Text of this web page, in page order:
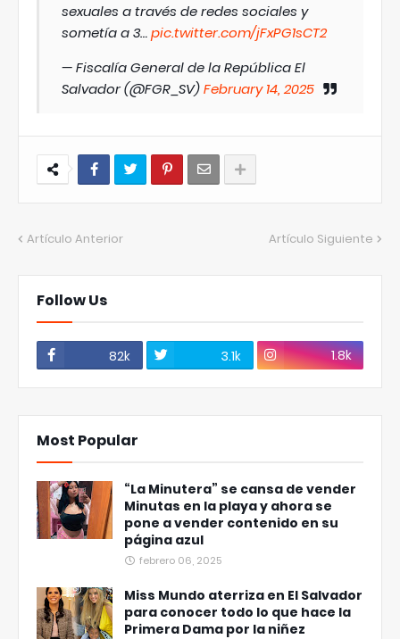
sexuales a través de redes sociales y
sometía a 3…pic.twitter.com/jFxPG1sCT2
— Fiscalía General de la República El
Salvador (@FGR_SV)February 14, 2025
Artículo Anterior Artículo Siguiente
Follow Us
82k 3.1k 1.8k
Most Popular
“La Minutera” se cansa de vender
Minutas en la playa y ahora se
pone a vender contenido en su
página azul
febrero 06, 2025
Miss Mundo aterriza en El Salvador
para conocer todo lo que hace la
Primera Dama por la niñez